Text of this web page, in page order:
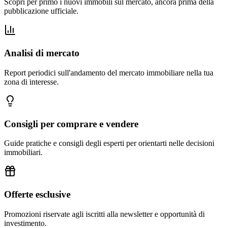
Scopri per primo i nuovi immobili sul mercato, ancora prima della
pubblicazione ufficiale.
Analisi di mercato
Report periodici sull'andamento del mercato immobiliare nella tua
zona di interesse.
Consigli per comprare e vendere
Guide pratiche e consigli degli esperti per orientarti nelle decisioni
immobiliari.
Offerte esclusive
Promozioni riservate agli iscritti alla newsletter e opportunità di
investimento.